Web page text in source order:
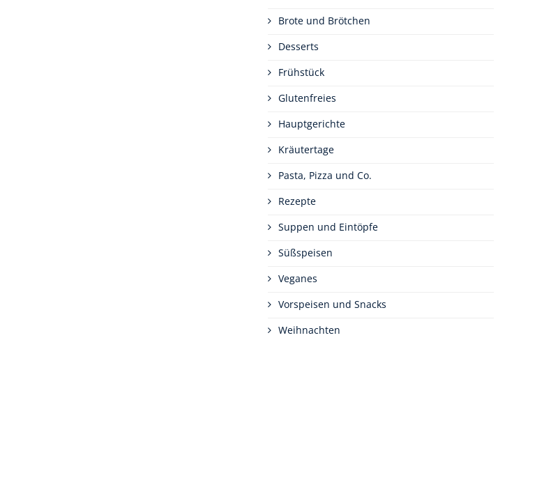
Brote und Brötchen
Desserts
Frühstück
Glutenfreies
Hauptgerichte
Kräutertage
Pasta, Pizza und Co.
Rezepte
Suppen und Eintöpfe
Süßspeisen
Veganes
Vorspeisen und Snacks
Weihnachten